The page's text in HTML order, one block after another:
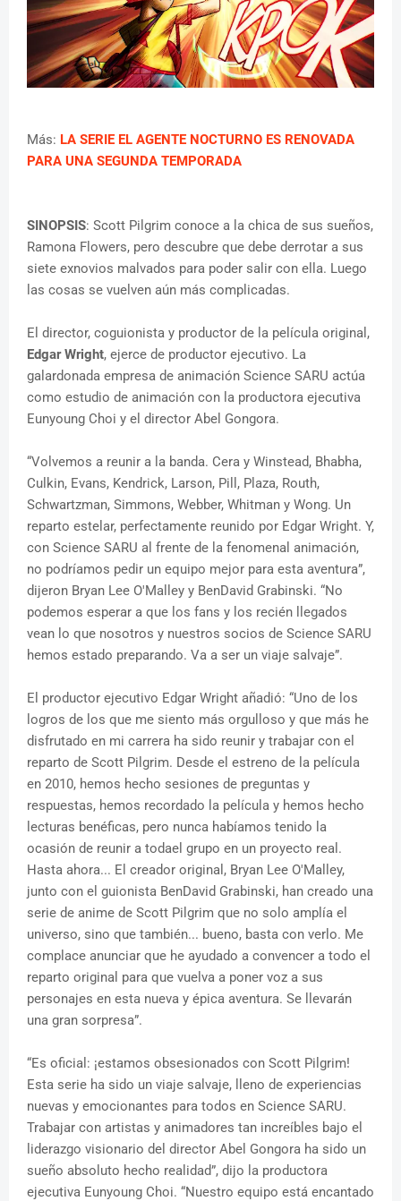
Más: LA SERIE EL AGENTE NOCTURNO ES RENOVADA
PARA UNA SEGUNDA TEMPORADA
SINOPSIS: Scott Pilgrim conoce a la chica de sus sueños,
Ramona Flowers, pero descubre que debe derrotar a sus
siete exnovios malvados para poder salir con ella. Luego
las cosas se vuelven aún más complicadas.
El director, coguionista y productor de la película original,
Edgar Wright, ejerce de productor ejecutivo. La
galardonada empresa de animación Science SARU actúa
como estudio de animación con la productora ejecutiva
Eunyoung Choi y el director Abel Gongora.
“Volvemos a reunir a la banda. Cera y Winstead, Bhabha,
Culkin, Evans, Kendrick, Larson, Pill, Plaza, Routh,
Schwartzman, Simmons, Webber, Whitman y Wong. Un
reparto estelar, perfectamente reunido por Edgar Wright. Y,
con Science SARU al frente de la fenomenal animación,
no podríamos pedir un equipo mejor para esta aventura”,
dijeron Bryan Lee O'Malley y BenDavid Grabinski. “No
podemos esperar a que los fans y los recién llegados
vean lo que nosotros y nuestros socios de Science SARU
hemos estado preparando. Va a ser un viaje salvaje”.
El productor ejecutivo Edgar Wright añadió: “Uno de los
logros de los que me siento más orgulloso y que más he
disfrutado en mi carrera ha sido reunir y trabajar con el
reparto de Scott Pilgrim. Desde el estreno de la película
en 2010, hemos hecho sesiones de preguntas y
respuestas, hemos recordado la película y hemos hecho
lecturas benéficas, pero nunca habíamos tenido la
ocasión de reunir a todael grupo en un proyecto real.
Hasta ahora... El creador original, Bryan Lee O'Malley,
junto con el guionista BenDavid Grabinski, han creado una
serie de anime de Scott Pilgrim que no solo amplía el
universo, sino que también... bueno, basta con verlo. Me
complace anunciar que he ayudado a convencer a todo el
reparto original para que vuelva a poner voz a sus
personajes en esta nueva y épica aventura. Se llevarán
una gran sorpresa”.
“Es oficial: ¡estamos obsesionados con Scott Pilgrim!
Esta serie ha sido un viaje salvaje, lleno de experiencias
nuevas y emocionantes para todos en Science SARU.
Trabajar con artistas y animadores tan increíbles bajo el
liderazgo visionario del director Abel Gongora ha sido un
sueño absoluto hecho realidad”, dijo la productora
ejecutiva Eunyoung Choi. “Nuestro equipo está encantado